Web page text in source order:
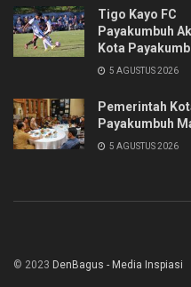
Tigo Kayo FC
Payakumbuh
Kota
5 AGUSTUS 2026
Pemerintah
Payakumbuh
5 AGUSTUS 2026
© 2023 DenBagus - Media Inspiasi